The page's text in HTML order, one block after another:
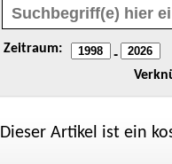
Zeitraum: -
Dieser Artikel ist ein